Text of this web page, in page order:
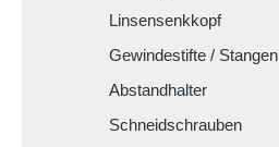
Linsensenkkopf
Gewindestifte / Stangen
Abstandhalter
Schneidschrauben